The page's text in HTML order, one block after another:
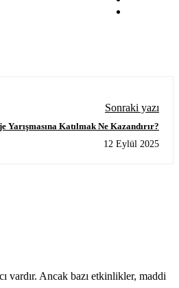
Sonraki yazı
Yarışmasına Katılmak Ne Kazandırır?
12 Eylül 2025
vardır. Ancak bazı etkinlikler, maddi